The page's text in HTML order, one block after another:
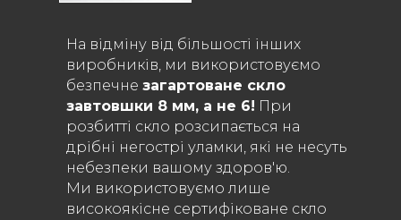
На відміну від більшості інших
виробників, ми використовуємо
безпечне загартоване скло
завтовшки 8 мм, а не 6! При
розбитті скло розсипається на
дрібні негострі уламки, які не несуть
небезпеки вашому здоров'ю.
Ми використовуємо лише
високоякісне сертифіковане скло